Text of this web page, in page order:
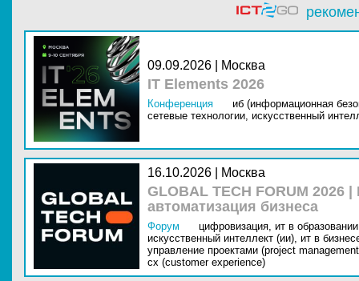
09.09.2026 | Москва
IT Elements 2026
Конференция
иб (информационная
сетевые технологии, искусственный
16.10.2026 | Москва
GLOBAL TECH FORUM
автоматизация бизнеса
Форум цифровизация, ит в
искусственный интеллект (ии), ит в
управление проектами (project
cx (customer experience)